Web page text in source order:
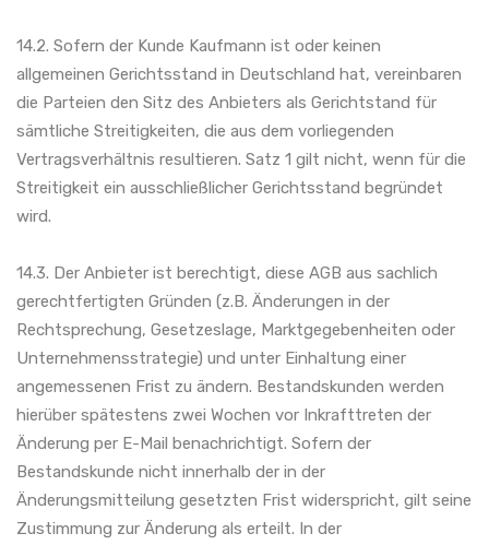
14.2. Sofern der Kunde Kaufmann ist oder keinen
allgemeinen Gerichtsstand in Deutschland hat, vereinbaren
die Parteien den Sitz des Anbieters als Gerichtstand für
sämtliche Streitigkeiten, die aus dem vorliegenden
Vertragsverhältnis resultieren. Satz 1 gilt nicht, wenn für die
Streitigkeit ein ausschließlicher Gerichtsstand begründet
wird.
14.3. Der Anbieter ist berechtigt, diese AGB aus sachlich
gerechtfertigten Gründen (z.B. Änderungen in der
Rechtsprechung, Gesetzeslage, Marktgegebenheiten oder
Unternehmensstrategie) und unter Einhaltung einer
angemessenen Frist zu ändern. Bestandskunden werden
hierüber spätestens zwei Wochen vor Inkrafttreten der
Änderung per E-Mail benachrichtigt. Sofern der
Bestandskunde nicht innerhalb der in der
Änderungsmitteilung gesetzten Frist widerspricht, gilt seine
Zustimmung zur Änderung als erteilt. In der